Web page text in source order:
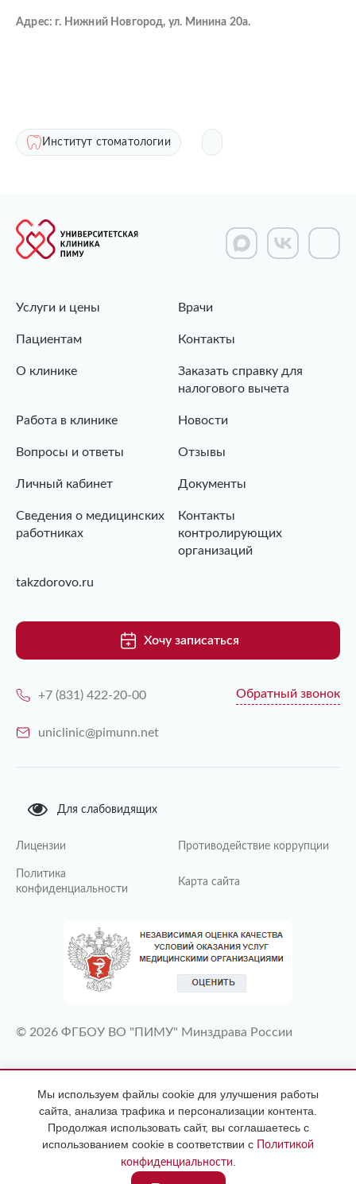
Адрес: г. Нижний Новгород, ул. Минина 20а.
Институт стоматологии
Услуги и цены Врачи
Пациентам Контакты
О клинике
Заказать справку для
налогового вычета
Работа в клинике Новости
Вопросы и ответы Отзывы
Личный кабинет Документы
Сведения о медицинских
работниках
Контакты
контролирующих
организаций
takzdorovo.ru
Хочу записаться
+7 (831) 422-20-00 Обратный звонок
uniclinic@pimunn.net
Для слабовидящих
Лицензии Противодействие коррупции
Политика
конфиденциальности
Карта сайта
© 2026 ФГБОУ ВО "ПИМУ" Минздрава России
ИМЕЮТСЯ ПРОТИВОПОКАЗАНИЯ
НЕОБХОДИМА КОНСУЛЬТАЦИЯ
СПЕЦИАЛИСТА
Мы используем файлы cookie для улучшения работы
сайта, анализа трафика и персонализации контента.
Продолжая использовать сайт, вы соглашаетесь с
использованием cookie в соответствии с
Политикой
конфиденциальности